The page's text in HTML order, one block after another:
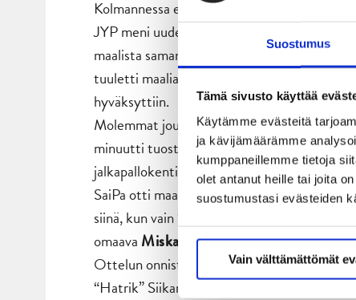
Suostumus
Tämä sivusto käyttää
Käytämme evästeitä
ja kävijämäärämme
kumppaneillemme tietoja
olet antanut heille tai joita
suostumustasi evästeiden
Vain välttämättömät
Kolmannessa erässä SaiPa onnistui
JYP meni uudelleen johtoon Patrik Siikasen
maalista saman tien takaisin. Kukaan ei
tuuletti maalia, jonka seurauksena
hyväksyttiin.
Molemmat joukkueet jatkoivat vuorottelua
minuutti tuosta, Patrik Siikanen juhli illan
jalkapallokentiltä tuttu sisäsyrjäsyöttö.
SaiPa otti maalivahdin pois ja se yritti
siinä, kun vain 12 sekuntia oli ottelun
omaava Miska Siikonen. Jouduttiin
Ottelun onnistujiin JYPin näkökannalta
“Hatrik” Siikanen ja neljä syöttöpistettä